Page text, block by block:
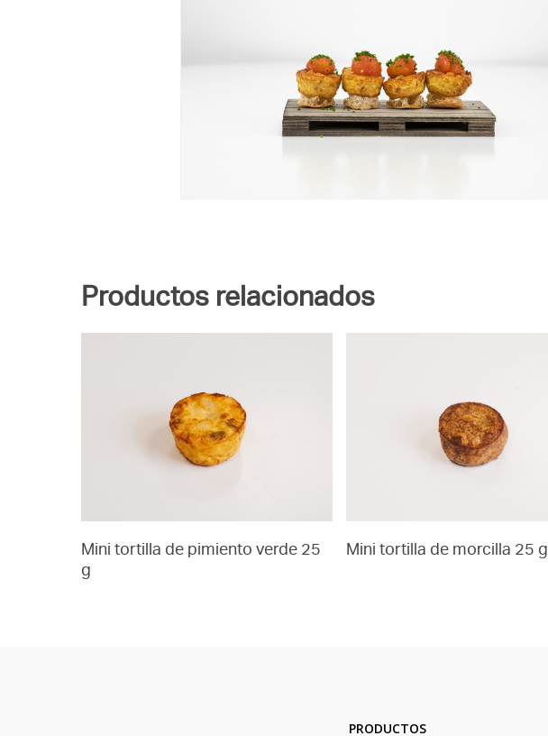
Productos relacionados
Mini tortilla de pimiento verde 25
g
Mini tortilla de morcilla 25 g
PRODUCTOS